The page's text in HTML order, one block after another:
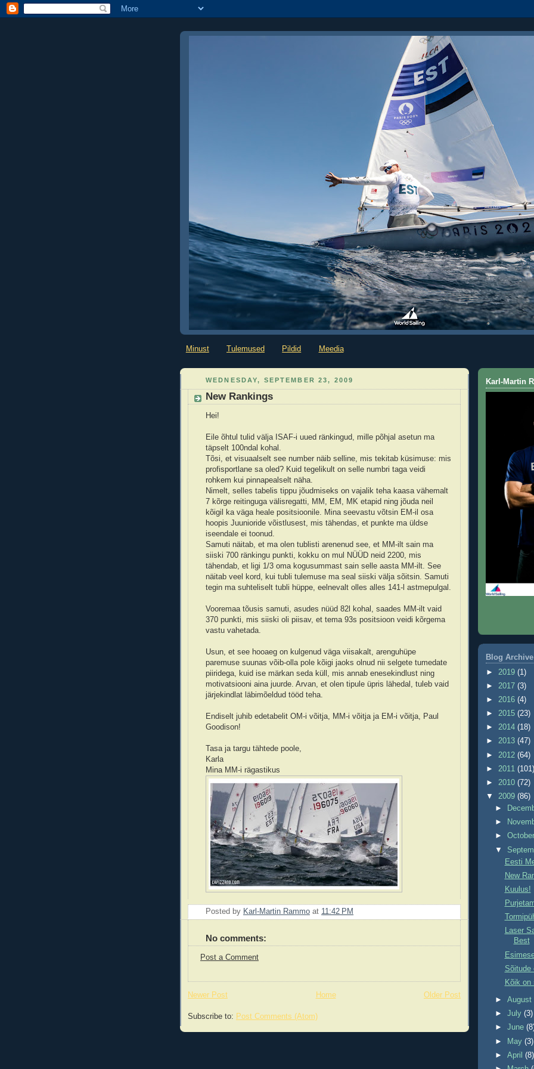
Minust Tulemused Pildid Meedia
WEDNESDAY, SEPTEMBER 23, 2009
New Rankings
Hei!
Eile õhtul tulid välja ISAF-i uued ränkingud, mille põhjal asetun ma
täpselt 100ndal kohal.
Tõsi, et visuaalselt see number näib selline, mis tekitab küsimuse: mis
profisportlane sa oled? Kuid tegelikult on selle numbri taga veidi
rohkem kui pinnapealselt näha.
Nimelt, selles tabelis tippu jõudmiseks on vajalik teha kaasa vähemalt
7 kõrge reitinguga välisregatti, MM, EM, MK etapid ning jõuda neil
kõigil ka väga heale positsioonile. Mina seevastu võtsin EM-il osa
hoopis Juunioride võistlusest, mis tähendas, et punkte ma üldse
iseendale ei toonud.
Samuti näitab, et ma olen tublisti arenenud see, et MM-ilt sain ma
siiski 700 ränkingu punkti, kokku on mul NÜÜD neid 2200, mis
tähendab, et ligi 1/3 oma kogusummast sain selle aasta MM-ilt. See
näitab veel kord, kui tubli tulemuse ma seal siiski välja sõitsin. Samuti
tegin ma suhteliselt tubli hüppe, eelnevalt olles alles 141-l astmepulgal.
Vooremaa tõusis samuti, asudes nüüd 82l kohal, saades MM-ilt vaid
370 punkti, mis siiski oli piisav, et tema 93s positsioon veidi kõrgema
vastu vahetada.
Usun, et see hooaeg on kulgenud väga viisakalt, arenguhüpe
paremuse suunas võib-olla pole kõigi jaoks olnud nii selgete tumedate
piiridega, kuid ise märkan seda küll, mis annab enesekindlust ning
motivatsiooni aina juurde. Arvan, et olen tipule üpris lähedal, tuleb vaid
järjekindlat läbimõeldud tööd teha.
Endiselt juhib edetabelit OM-i võitja, MM-i võitja ja EM-i võitja, Paul
Goodison!
Tasa ja targu tähtede poole,
Karla
Mina MM-i rägastikus
Posted by Karl-Martin Rammo at 11:42 PM
No comments:
Post a Comment
Newer Post Older Post
Home
Subscribe to: Post Comments (Atom)
Karl-Martin
Blog Archive
► 2019 (1)
► 2017 (3)
► 2016 (4)
► 2015 (23)
► 2014 (18)
► 2013 (47)
► 2012 (64)
► 2011 (101)
► 2010 (72)
▼ 2009 (86)
►
►
►
▼
Eesti
New
Kuulus!
Laser
Best
Sõitude
Kõik on
►August
►July(3)
►June
►
May(3)
►April(8)